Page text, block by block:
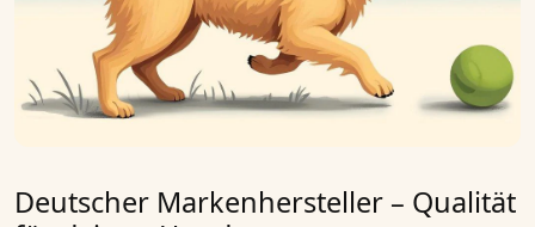
Deutscher Markenhersteller – Qualität